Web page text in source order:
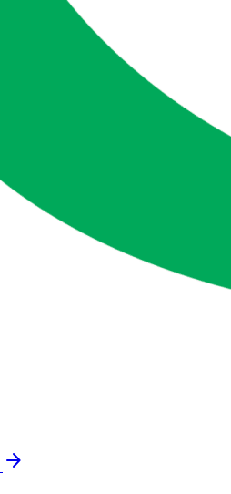
arrow_forward